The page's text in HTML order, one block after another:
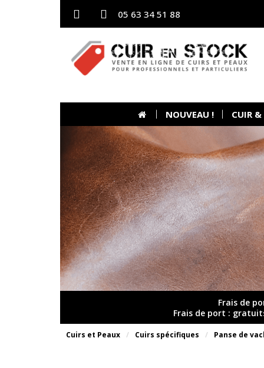
05 63 34 51 88
NOUVEAU ! CUIR &
Frais de
Frais de port :
Cuirs et Peaux Cuirs spécifiques Panse de